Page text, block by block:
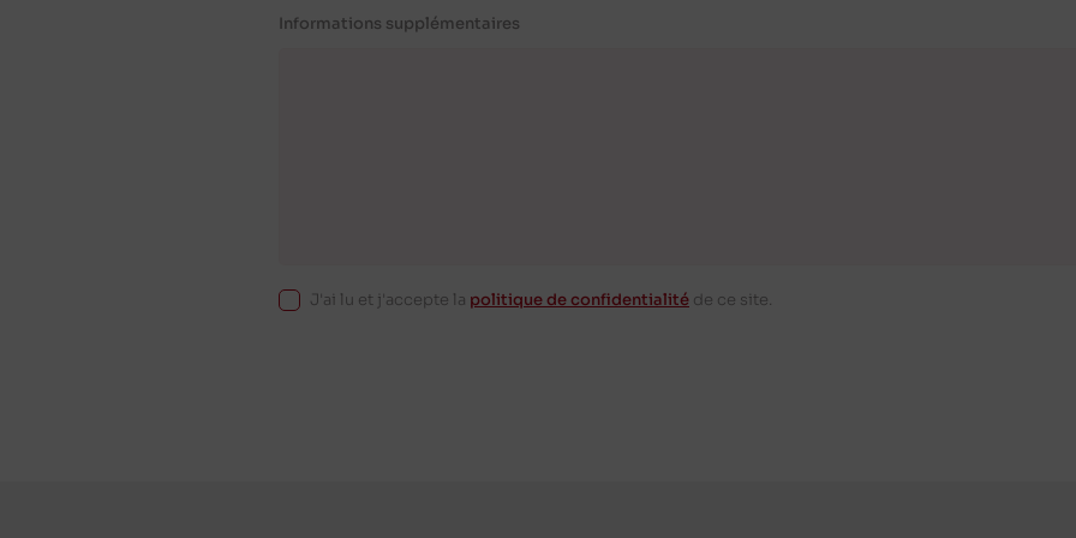
Informations supplémentaires
J'ai lu et j'accepte la politique de confidentialité de ce site.